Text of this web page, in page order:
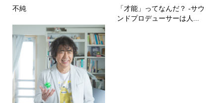
不純
「才能」ってなんだ？ -サウ
ンドプロデューサーは人...